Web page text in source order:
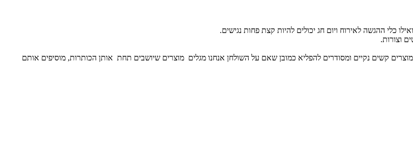
כלי ההגשה לאירוח ויום חג יכולים להיות קצת פחות נגישים.
וצורות.
קשים נקיים ומסודרים להפליא כמובן שאם על השולחן אנחנו מגלים מוצרים שיושבים תחת אותן הכותרות, מוסיפים אותם